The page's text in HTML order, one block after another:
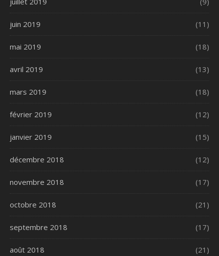
juin 2019 (11)
mai 2019 (18)
avril 2019 (13)
mars 2019 (18)
février 2019 (12)
janvier 2019 (15)
décembre 2018 (12)
novembre 2018 (17)
octobre 2018 (21)
septembre 2018 (17)
août 2018 (21)